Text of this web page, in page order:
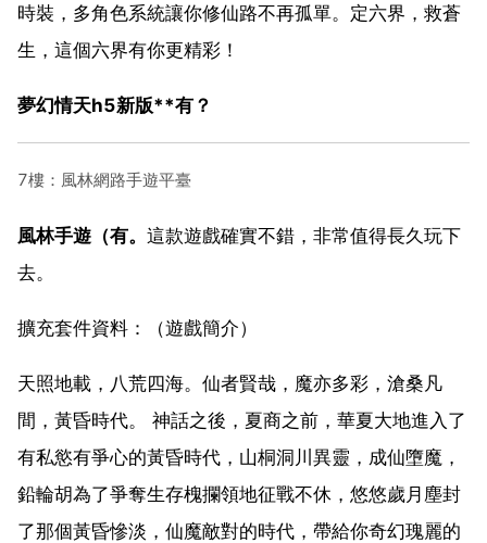
時裝，多角色系統讓你修仙路不再孤單。定六界，救蒼
生，這個六界有你更精彩！
夢幻情天h5新版**有？
7樓：風林網路手遊平臺
風林手遊（有。 這款遊戲確實不錯，非常值得長久玩下
去。
擴充套件資料：（遊戲簡介）
天照地載，八荒四海。仙者賢哉，魔亦多彩，滄桑凡
間，黃昏時代。 神話之後，夏商之前，華夏大地進入了
有私慾有爭心的黃昏時代，山桐洞川異靈，成仙墮魔，
鉛輪胡為了爭奪生存槐攔領地征戰不休，悠悠歲月塵封
了那個黃昏慘淡，仙魔敵對的時代，帶給你奇幻瑰麗的